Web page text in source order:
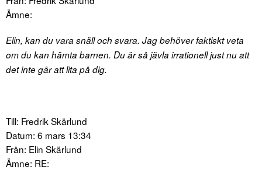
Ämne:
Elin, kan du vara snäll och svara. Jag behöver faktiskt veta
om du kan hämta barnen. Du är så jävla irrationell just nu att
det inte går att lita på dig.
Till: Fredrik Skärlund
Datum: 6 mars 13:34
Från: Elin Skärlund
Ämne: RE: